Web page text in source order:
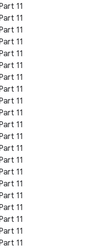
11
11
11
11
11
11
11
11
11
11
11
11
11
11
11
11
11
11
11
11
11